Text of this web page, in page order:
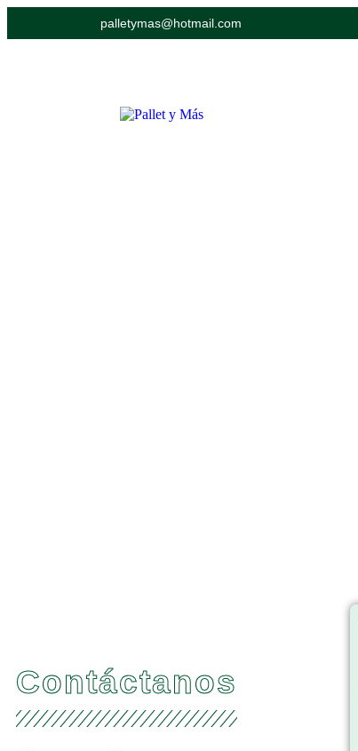
palletymas@hotmail.com
Contáctanos